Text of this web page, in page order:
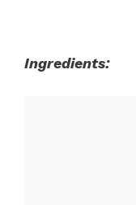
Ingredients: